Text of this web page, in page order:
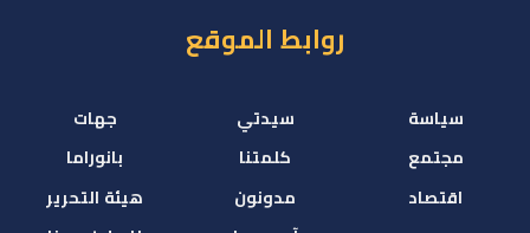
روابط الموقع
سياسة
مجتمع
اقتصاد
سيدتي
كلمتنا
مدونون
جهات
بانوراما
هيئة التحرير